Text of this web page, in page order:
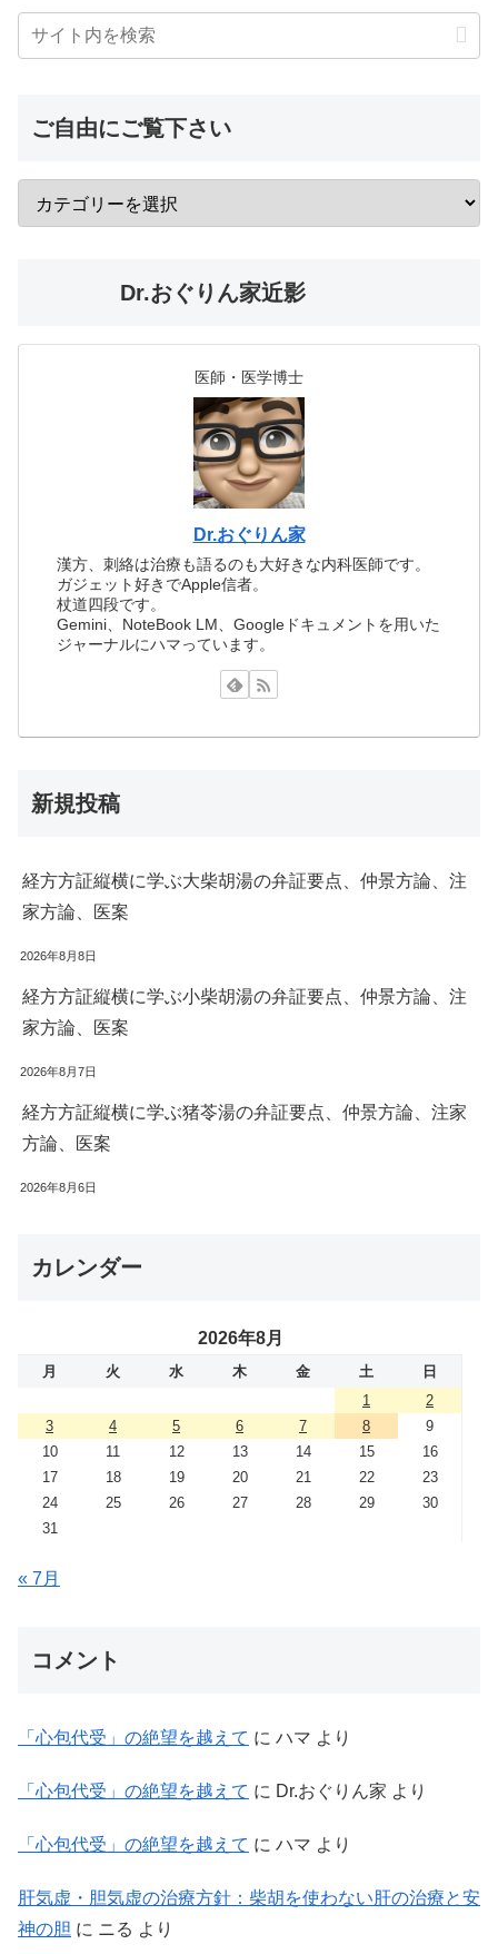
ご自由にご覧下さい
Dr.おぐりん家近影
医師・医学博士
Dr.おぐりん家
漢方、刺絡は治療も語るのも大好きな内科医師です。
ガジェット好きでApple信者。
杖道四段です。
Gemini、NoteBook LM、Googleドキュメントを用いた
ジャーナルにハマっています。
新規投稿
経方方証縦横に学ぶ大柴胡湯の弁証要点、仲景方論、注
家方論、医案
2026年8月8日
経方方証縦横に学ぶ小柴胡湯の弁証要点、仲景方論、注
家方論、医案
2026年8月7日
経方方証縦横に学ぶ猪苓湯の弁証要点、仲景方論、注家
方論、医案
2026年8月6日
カレンダー
2026年8月
月 火 水 木 金 土
日
1
2
3
4 5 6 7 8
9
10
11 12 13 14 15
16
17
18 19 20 21 22
23
24
25 26 27 28 29
30
31
« 7月
コメント
「心包代受」の絶望を越えて に ハマ より
「心包代受」の絶望を越えて に Dr.おぐりん家 より
「心包代受」の絶望を越えて に ハマ より
肝気虚・胆気虚の治療方針：柴胡を使わない肝の治療と安
神の胆 に ニる より